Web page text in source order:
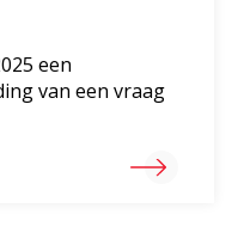
een
van een vraag